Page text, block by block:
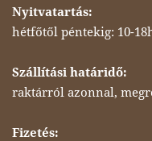
Nyitvatartás:
hétfőtől péntekig: 10-
Szállítási határidő:
raktárról azonnal,
Fizetés: